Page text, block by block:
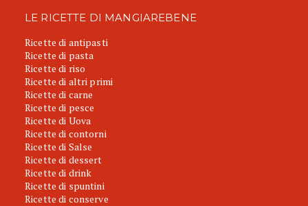
LE RICETTE DI MANGIAREBENE
Ricette di antipasti
Ricette di pasta
Ricette di riso
Ricette di altri primi
Ricette di carne
Ricette di pesce
Ricette di Uova
Ricette di contorni
Ricette di Salse
Ricette di dessert
Ricette di drink
Ricette di spuntini
Ricette di conserve